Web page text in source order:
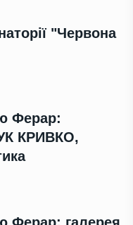
"Червона
Ферар:
КРИВКО,